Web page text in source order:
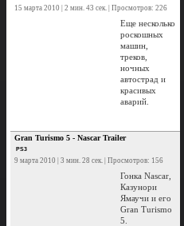
15 марта 2010 | 2 мин. 43 сек. | Просмотров: 226
Еще несколько
роскошных
машин,
треков,
ночных
автострад и
красивых
аварий.
Gran Turismo 5 - Nascar Trailer
PS3
9 марта 2010 | 3 мин. 28 сек. | Просмотров: 156
Гонка Nascar,
Казунори
Ямаучи и его
Gran Turismo
5.